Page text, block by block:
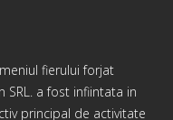
fierului forjat
SRL. a fost infiintata in
principal de activitate